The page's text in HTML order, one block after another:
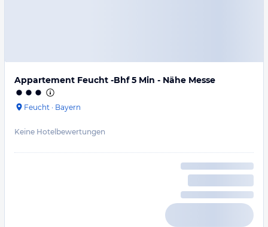
Appartement Feucht -Bhf 5 Min - Nähe Messe
Feucht · Bayern
Keine Hotelbewertungen